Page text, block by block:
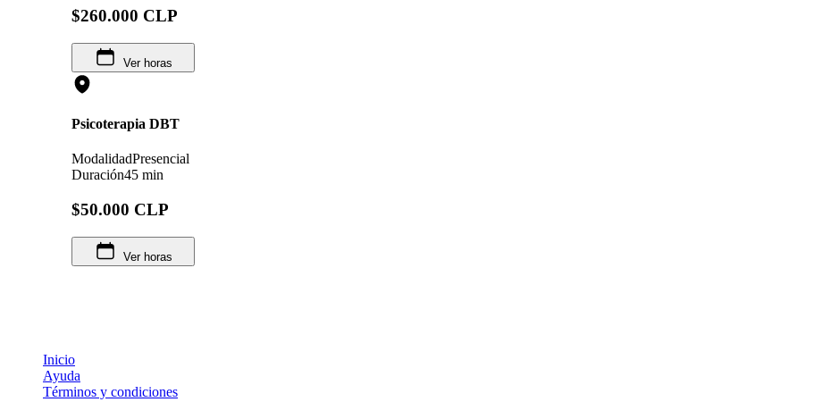
$260.000 CLP
Ver horas
Psicoterapia DBT
ModalidadPresencial
Duración45 min
$50.000 CLP
Ver horas
Inicio
Ayuda
Términos y condiciones